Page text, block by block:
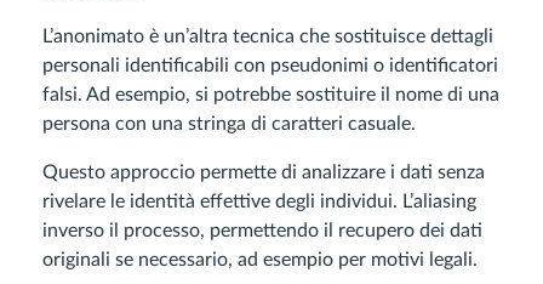
L’anonimato è un’altra tecnica che sostituisce dettagli
personali identificabili con pseudonimi o identificatori
falsi. Ad esempio, si potrebbe sostituire il nome di una
persona con una stringa di caratteri casuale.
Questo approccio permette di analizzare i dati senza
rivelare le identità effettive degli individui. L’aliasing
inverso il processo, permettendo il recupero dei dati
originali se necessario, ad esempio per motivi legali.